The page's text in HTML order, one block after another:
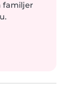
familjer